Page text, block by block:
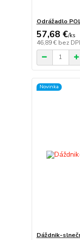
Odrážadlo
57,68 €/ks
46,89 € bez
Novinka
Dáždnik-